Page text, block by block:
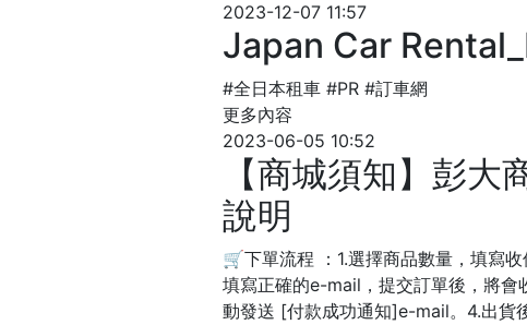
2023-12-07 11:57
Japan Car
#全日本租車 #PR #訂車網
更多內容
2023-06-05 10:52
【商城須知】彭
說明
🛒下單流程 ：1.選擇商品數量，填寫
填寫正確的e-mail，提交訂單後，將
動發送 [付款成功通知]e-mail。4.出貨